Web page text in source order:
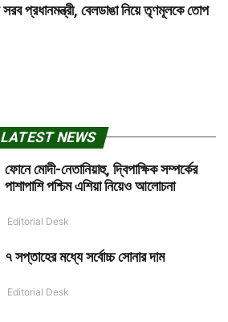
সরব প্রধানমন্ত্রী, বেলডাঙা নিয়ে তৃণমূলকে তোপ
LATEST NEWS
ফোনে মোদী-নেতানিয়াহু, দ্বিপাক্ষিক সম্পর্কের
পাশাপাশি পশ্চিম এশিয়া নিয়েও আলোচনা
Editorial Desk
৭ সপ্তাহের মধ্যে সর্বোচ্চ সোনার দাম
Editorial Desk